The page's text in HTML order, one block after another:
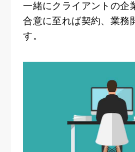
一緒にクライアントの企
合意に至れば契約、業務
す。